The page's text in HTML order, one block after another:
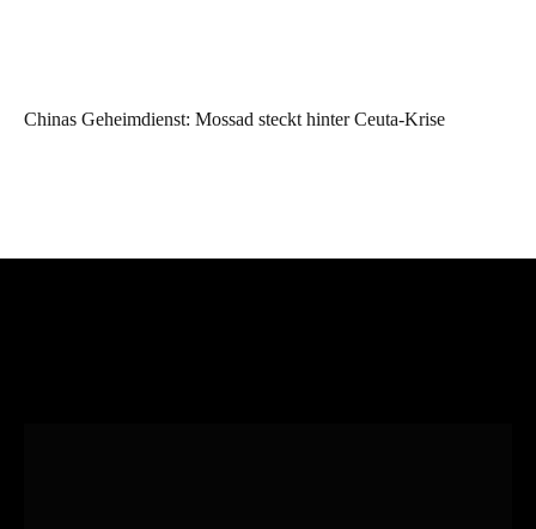
Chinas Geheimdienst: Mossad steckt hinter Ceuta-Krise